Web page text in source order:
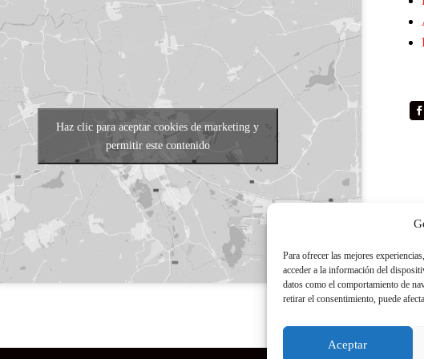
Para ofrecer las mejores
acceder a la información del
datos como el comportamiento de
retirar el consentimiento, puede
Aceptar
Haz clic para aceptar cookies de marketing y
permitir este contenido